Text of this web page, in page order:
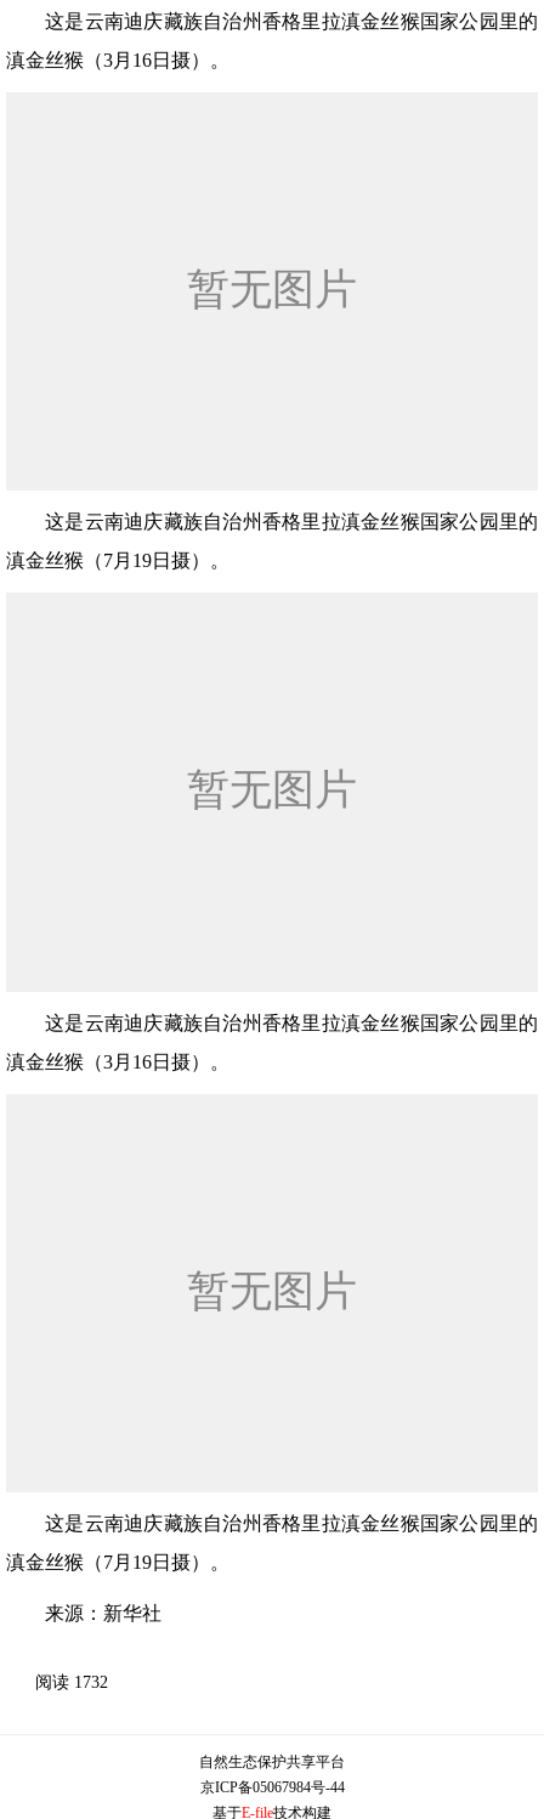
这是云南迪庆藏族自治州香格里拉滇金丝猴国家公园里的
滇金丝猴（3月16日摄）。
这是云南迪庆藏族自治州香格里拉滇金丝猴国家公园里的
滇金丝猴（7月19日摄）。
这是云南迪庆藏族自治州香格里拉滇金丝猴国家公园里的
滇金丝猴（3月16日摄）。
这是云南迪庆藏族自治州香格里拉滇金丝猴国家公园里的
滇金丝猴（7月19日摄）。
来源：新华社
阅读 1732
自然生态保护共享平台
京ICP备05067984号-44
基于E-file技术构建